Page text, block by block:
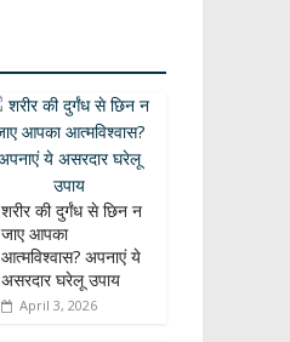
शरीर की दुर्गंध से छिन न
जाए आपका
आत्मविश्वास? अपनाएं ये
असरदार घरेलू उपाय
April 3, 2026